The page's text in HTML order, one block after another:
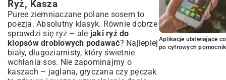
Ryż, Kasza
Puree ziemniaczane polane sosem to
poezja. Absolutny klasyk. Równie dobrze
sprawdzi się ryż – ale jaki ryż do
klopsów drobiowych podawać? Najlepiej
biały, długoziarnisty, który świetnie
wchłania sos. Nie zapominajmy o
kaszach – jaglana, gryczana czy pęczak
Aplikacje ułatwiające
po cyfrowych